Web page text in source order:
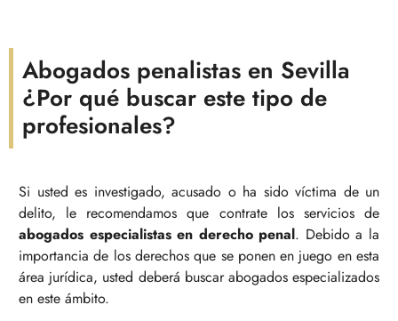
Abogados penalistas en Sevilla
¿Por qué buscar este tipo de
profesionales?
Si usted es investigado, acusado o ha sido víctima de un
delito, le recomendamos que contrate los servicios de
abogados especialistas en derecho penal. Debido a la
importancia de los derechos que se ponen en juego en esta
área jurídica, usted deberá buscar abogados especializados
en este ámbito.